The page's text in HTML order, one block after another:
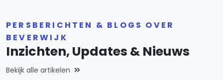
PERSBERICHTEN & BLOGS OVER
BEVERWIJK
Inzichten, Updates & Nieuws
Bekijk alle artikelen